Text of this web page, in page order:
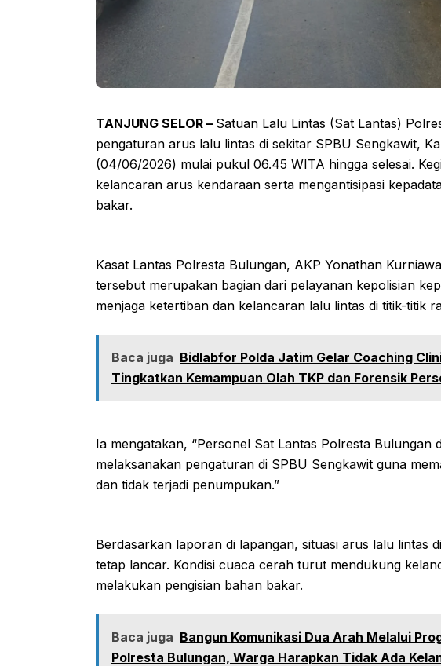
TANJUNG SELOR – Satuan Lalu Lintas (Sat Lantas)
pengaturan arus lalu lintas di sekitar SPBU Sengkawit,
(04/06/2026) mulai pukul 06.45 WITA hingga selesai.
kelancaran arus kendaraan serta mengantisipasi
bakar.
Kasat Lantas Polresta Bulungan, AKP Yonathan
tersebut merupakan bagian dari pelayanan kepolisian
menjaga ketertiban dan kelancaran lalu lintas di titik-titik
Baca juga Bidlabfor Polda Jatim Gelar Coaching
Tingkatkan Kemampuan Olah TKP dan Forensik
Ia mengatakan, “Personel Sat Lantas Polresta
melaksanakan pengaturan di SPBU Sengkawit guna
dan tidak terjadi penumpukan.”
Berdasarkan laporan di lapangan, situasi arus lalu lintas
tetap lancar. Kondisi cuaca cerah turut mendukung
melakukan pengisian bahan bakar.
Baca juga Bangun Komunikasi Dua Arah Melalui
Polresta Bulungan, Warga Harapkan Tidak Ada